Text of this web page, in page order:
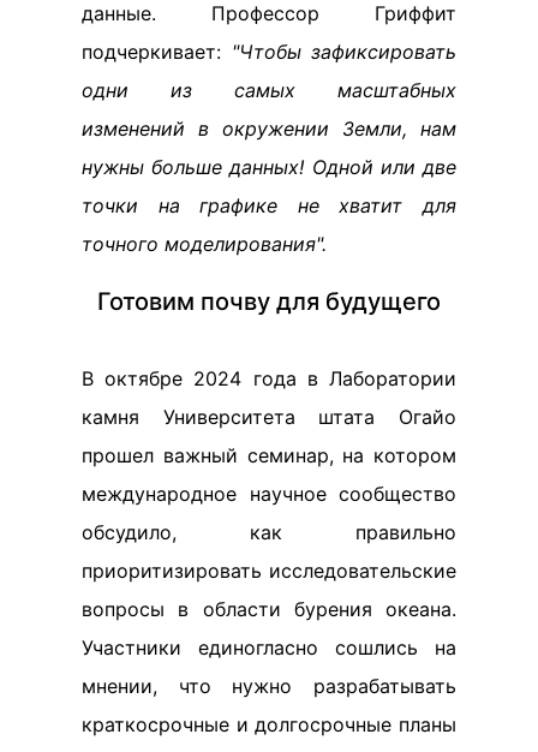
данные. Профессор Гриффит
подчеркивает: "Чтобы зафиксировать
одни из самых масштабных
изменений в окружении Земли, нам
нужны больше данных! Одной или две
точки на графике не хватит для
точного моделирования".
Готовим почву для будущего
В октябре 2024 года в Лаборатории
камня Университета штата Огайо
прошел важный семинар, на котором
международное научное сообщество
обсудило, как правильно
приоритизировать исследовательские
вопросы в области бурения океана.
Участники единогласно сошлись на
мнении, что нужно разрабатывать
краткосрочные и долгосрочные планы